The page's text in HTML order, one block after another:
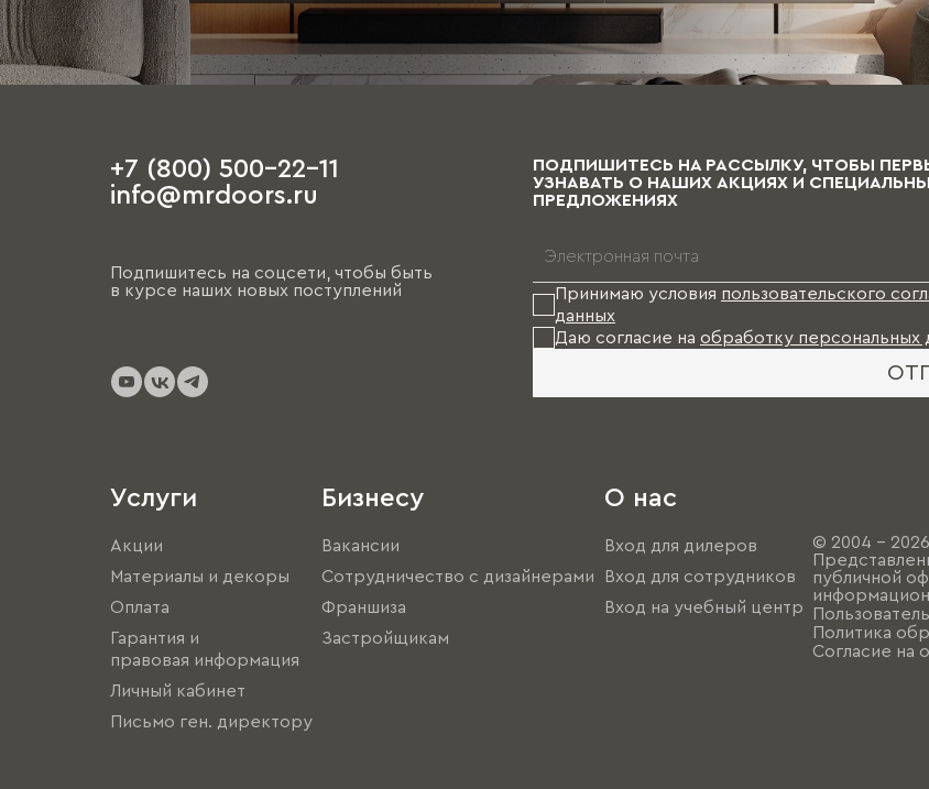
+7 (800) 500-22-11
info@mrdoors.ru
Подпишитесь на соцсети, чтобы быть
в курсе наших новых поступлений
ПОДПИШИТЕСЬ НА РАССЫЛКУ, ЧТОБЫ
УЗНАВАТЬ О НАШИХ АКЦИЯХ И
ПРЕДЛОЖЕНИЯХ
Принимаю условия пользовательского
данных
Даю согласие на обработку персональных
Услуги
Акции
Материалы и декоры
Оплата
Гарантия и
правовая информация
Личный кабинет
Письмо ген. директору
Бизнесу
Вакансии
Сотрудничество с дизайнерами
Франшиза
Застройщикам
О нас
Вход для дилеров
Вход для сотрудников
Вход на учебный центр
© 2004 -
публичной
Политика
Согласие на